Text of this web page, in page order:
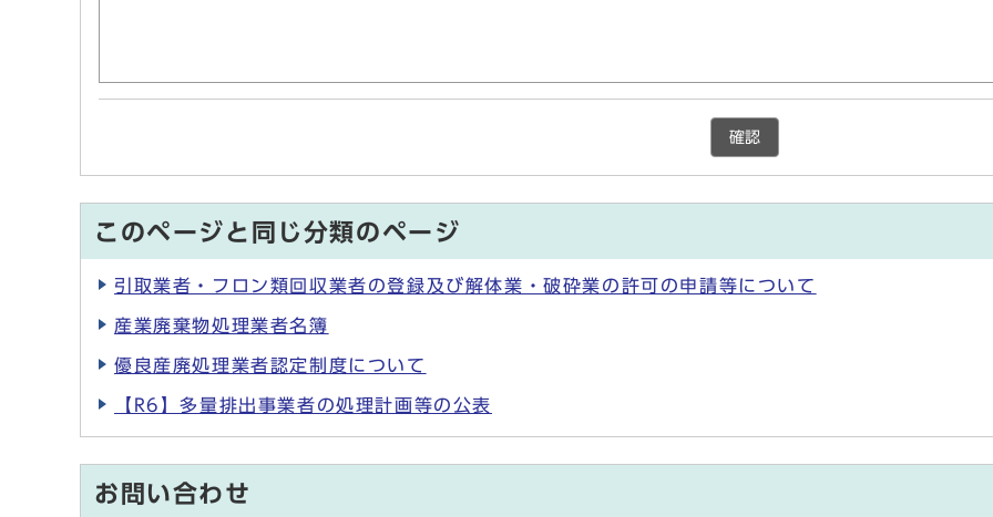
確認
このページと同じ分類のページ
引取業者・フロン類回収業者の登録及び解体業・破砕業の許可の申請等について
産業廃棄物処理業者名簿
優良産廃処理業者認定制度について
【R6】多量排出事業者の処理計画等の公表
お問い合わせ